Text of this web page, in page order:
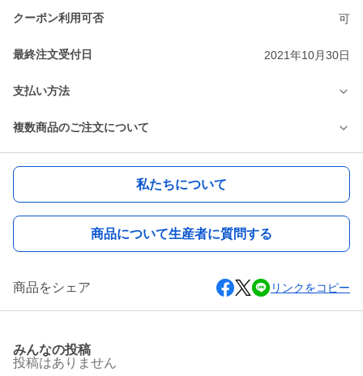
クーポン利用可否 可
最終注文受付日 2021年10月30日
支払い方法
複数商品のご注文について
私たちについて
商品について生産者に質問する
商品をシェア リンクをコピー
みんなの投稿
投稿はありません